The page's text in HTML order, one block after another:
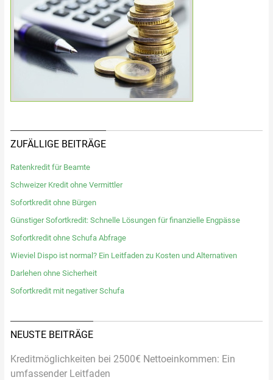
ZUFÄLLIGE BEITRÄGE
Ratenkredit für Beamte
Schweizer Kredit ohne Vermittler
Sofortkredit ohne Bürgen
Günstiger Sofortkredit: Schnelle Lösungen für finanzielle Engpässe
Sofortkredit ohne Schufa Abfrage
Wieviel Dispo ist normal? Ein Leitfaden zu Kosten und Alternativen
Darlehen ohne Sicherheit
Sofortkredit mit negativer Schufa
NEUSTE BEITRÄGE
Kreditmöglichkeiten bei 2500€ Nettoeinkommen: Ein
umfassender Leitfaden